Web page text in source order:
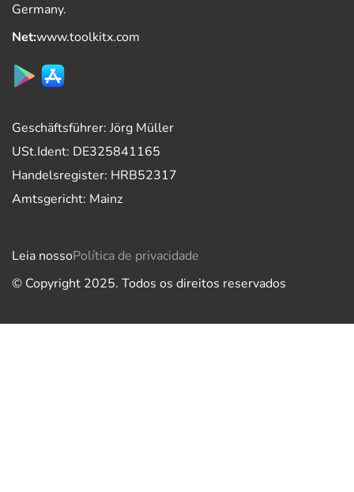
Germany.
Net:www.toolkitx.com
Geschäftsführer: Jörg Müller
USt.Ident: DE325841165
Handelsregister: HRB52317
Amtsgericht: Mainz
Leia nossoPolítica de privacidade
© Copyright 2025. Todos os direitos reservados